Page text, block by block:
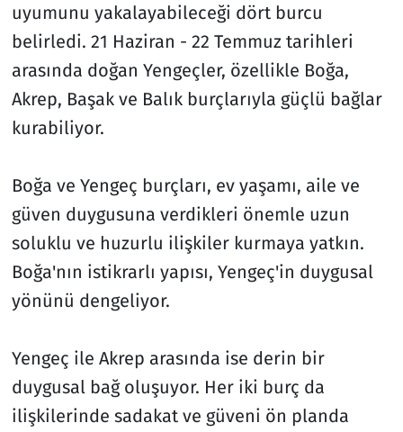
uyumunu yakalayabileceği dört burcu
belirledi. 21 Haziran - 22 Temmuz tarihleri
arasında doğan Yengeçler, özellikle Boğa,
Akrep, Başak ve Balık burçlarıyla güçlü bağlar
kurabiliyor.
Boğa ve Yengeç burçları, ev yaşamı, aile ve
güven duygusuna verdikleri önemle uzun
soluklu ve huzurlu ilişkiler kurmaya yatkın.
Boğa'nın istikrarlı yapısı, Yengeç'in duygusal
yönünü dengeliyor.
Yengeç ile Akrep arasında ise derin bir
duygusal bağ oluşuyor. Her iki burç da
ilişkilerinde sadakat ve güveni ön planda